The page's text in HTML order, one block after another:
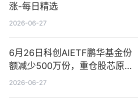
涨-每日精选
2026-06-27
6月26日科创AIETF鹏华基金份
额减少500万份，重仓股芯原股
份、寒武纪、澜起科技 观速讯
2026-06-27